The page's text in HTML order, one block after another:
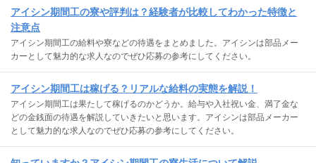
アイシン期間工の寮や評判は？経験者が比較してわかった特徴と
注意点
アイシン期間工の給料や寮などの待遇をまとめました。アイシンは部品メー
カーとして魅力的な求人なのでぜひ応募の参考にしてください。
アイシン期間工は稼げる？リアルな給料の実態を解説！
アイシン期間工は果たして稼げるのかどうか。給与や入社祝い金、満了金な
どの金銭面の待遇を解説していきたいと思います。アイシンは部品メーカー
として魅力的な求人なのでぜひ応募の参考にしてください。